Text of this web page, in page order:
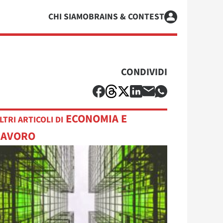
CHI SIAMOBRAINS & CONTEST
CONDIVIDI
ARTICOLI DI ECONOMIA E